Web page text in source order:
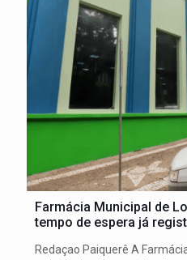
Farmácia Municipal de
tempo de espera já
Redaçao Paiquerê A